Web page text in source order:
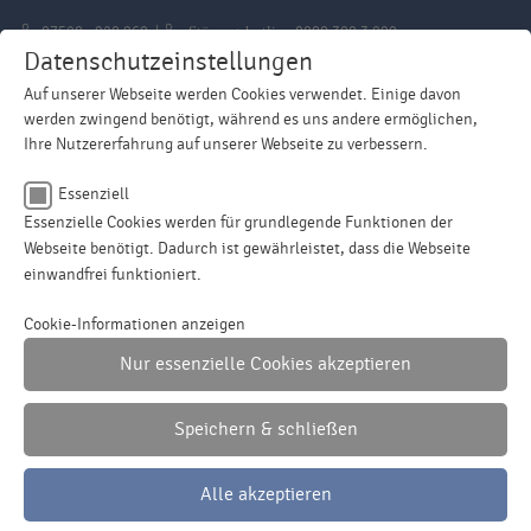
07528 - 920 960 | Störungshotline0800 300 3 999
Menu
Unser Wasser ist getestet
Datenschutzeinstellungen
Auf unserer Webseite werden Cookies verwendet. Einige davon
werden zwingend benötigt, während es uns andere ermöglichen,
Ihre Nutzererfahrung auf unserer Webseite zu verbessern.
Essenziell
Essenzielle Cookies werden für grundlegende Funktionen der
Webseite benötigt. Dadurch ist gewährleistet, dass die Webseite
einwandfrei funktioniert.
Name cookie_optin
Haslach Wasserversorgung
1 Jahr
Cookie-Einstellungen für diese Website zu
Cookie-Informationen anzeigen
Nur essenzielle Cookies akzeptieren
Speichern & schließen
Alle akzeptieren